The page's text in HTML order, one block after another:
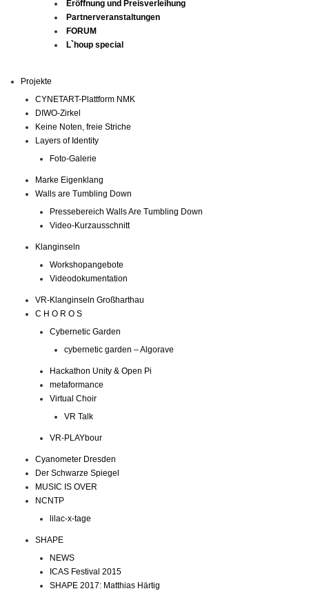
Eröffnung und Preisverleihung
Partnerveranstaltungen
FORUM
L`houp special
Projekte
CYNETART-Plattform NMK
DIWO-Zirkel
Keine Noten, freie Striche
Layers of Identity
Foto-Galerie
Marke Eigenklang
Walls are Tumbling Down
Pressebereich Walls Are Tumbling Down
Video-Kurzausschnitt
Klanginseln
Workshopangebote
Videodokumentation
VR-Klanginseln Großharthau
C H O R O S
Cybernetic Garden
cybernetic garden – Algorave
Hackathon Unity & Open Pi
metaformance
Virtual Choir
VR Talk
VR-PLAYbour
Cyanometer Dresden
Der Schwarze Spiegel
MUSIC IS OVER
NCNTP
lilac-x-tage
SHAPE
NEWS
ICAS Festival 2015
SHAPE 2017: Matthias Härtig